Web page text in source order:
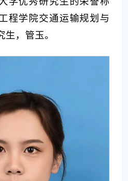
程学院交通运输规划与
生，管玉。